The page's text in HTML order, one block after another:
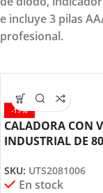
e incluye 3 pilas
profesional.
-17%
CALADORA CON
INDUSTRIAL DE
SKU: UTS2081006
En stock